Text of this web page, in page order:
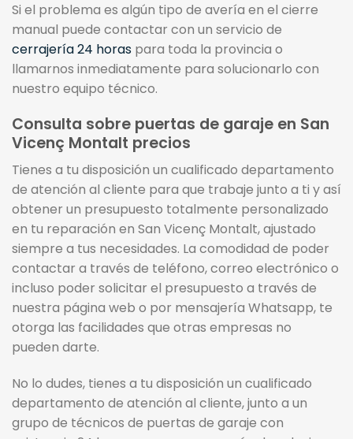
Si el problema es algún tipo de avería en el cierre
manual puede contactar con un servicio de
cerrajería 24 horas para toda la provincia o
llamarnos inmediatamente para solucionarlo con
nuestro equipo técnico.
Consulta sobre puertas de garaje en San
Vicenç Montalt precios
Tienes a tu disposición un cualificado departamento
de atención al cliente para que trabaje junto a ti y así
obtener un presupuesto totalmente personalizado
en tu reparación en San Vicenç Montalt, ajustado
siempre a tus necesidades. La comodidad de poder
contactar a través de teléfono, correo electrónico o
incluso poder solicitar el presupuesto a través de
nuestra página web o por mensajería Whatsapp, te
otorga las facilidades que otras empresas no
pueden darte.
No lo dudes, tienes a tu disposición un cualificado
departamento de atención al cliente, junto a un
grupo de técnicos de puertas de garaje con